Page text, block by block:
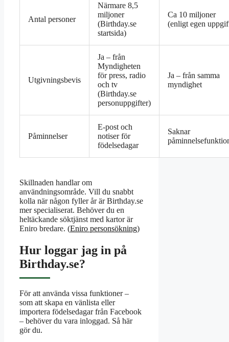
Antal personer
Närmare 8,5
miljoner
(Birthday.se
startsida)
Ca 10 miljoner
(enligt egen
Utgivningsbevis
Ja – från
Myndigheten
för press, radio
och tv
(Birthday.se
personuppgifter)
Ja – från samma
myndighet
Påminnelser
E-post och
notiser för
födelsedagar
Saknar
Skillnaden handlar om
användningsområde. Vill du snabbt
kolla när någon fyller år är Birthday.se
mer specialiserat. Behöver du en
heltäckande söktjänst med kartor är
Eniro bredare. (Eniro personsökning)
Hur loggar jag in på
Birthday.se?
För att använda vissa funktioner –
som att skapa en vänlista eller
importera födelsedagar från Facebook
– behöver du vara inloggad. Så här
gör du.